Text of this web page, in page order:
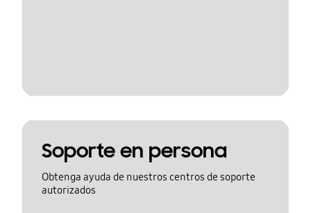
Soporte en persona
Obtenga ayuda de nuestros centros de soporte
autorizados